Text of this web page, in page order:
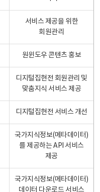
서비스 제공을 위한
회원관리
원윈도우 콘텐츠 홍보
디지털집현전 회원관리 및
맞춤지식 서비스 제공
디지털집현전 서비스 개선
국가지식정보(메타데이터)
를 제공하는 API 서비스
제공
국가지식정보(메타데이터)
데이터 다운로드 서비스